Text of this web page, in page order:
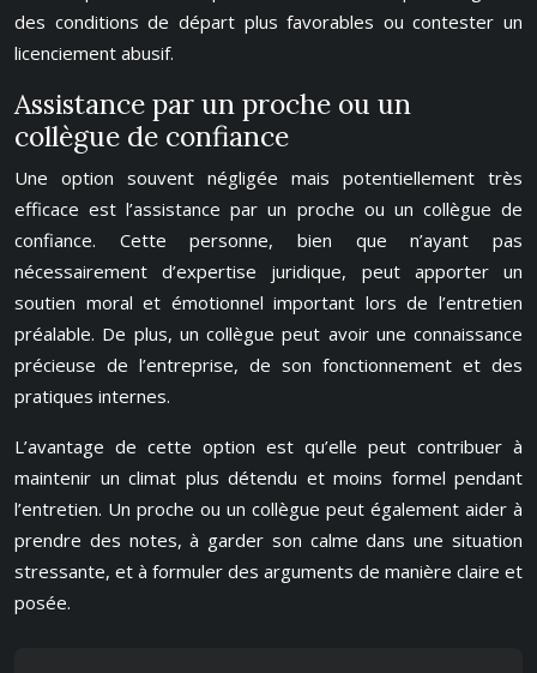
des conditions de départ plus favorables ou contester un
licenciement abusif.
Assistance par un proche ou un
collègue de confiance
Une option souvent négligée mais potentiellement très
efficace est l’assistance par un proche ou un collègue de
confiance. Cette personne, bien que n’ayant pas
nécessairement d’expertise juridique, peut apporter un
soutien moral et émotionnel important lors de l’entretien
préalable. De plus, un collègue peut avoir une connaissance
précieuse de l’entreprise, de son fonctionnement et des
pratiques internes.
L’avantage de cette option est qu’elle peut contribuer à
maintenir un climat plus détendu et moins formel pendant
l’entretien. Un proche ou un collègue peut également aider à
prendre des notes, à garder son calme dans une situation
stressante, et à formuler des arguments de manière claire et
posée.